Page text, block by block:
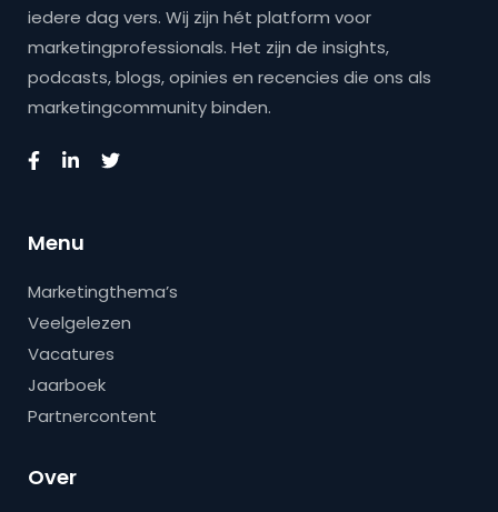
iedere dag vers. Wij zijn hét platform voor
marketingprofessionals. Het zijn de insights,
podcasts, blogs, opinies en recencies die ons als
marketingcommunity binden.
Menu
Marketingthema’s
Veelgelezen
Vacatures
Jaarboek
Partnercontent
Over